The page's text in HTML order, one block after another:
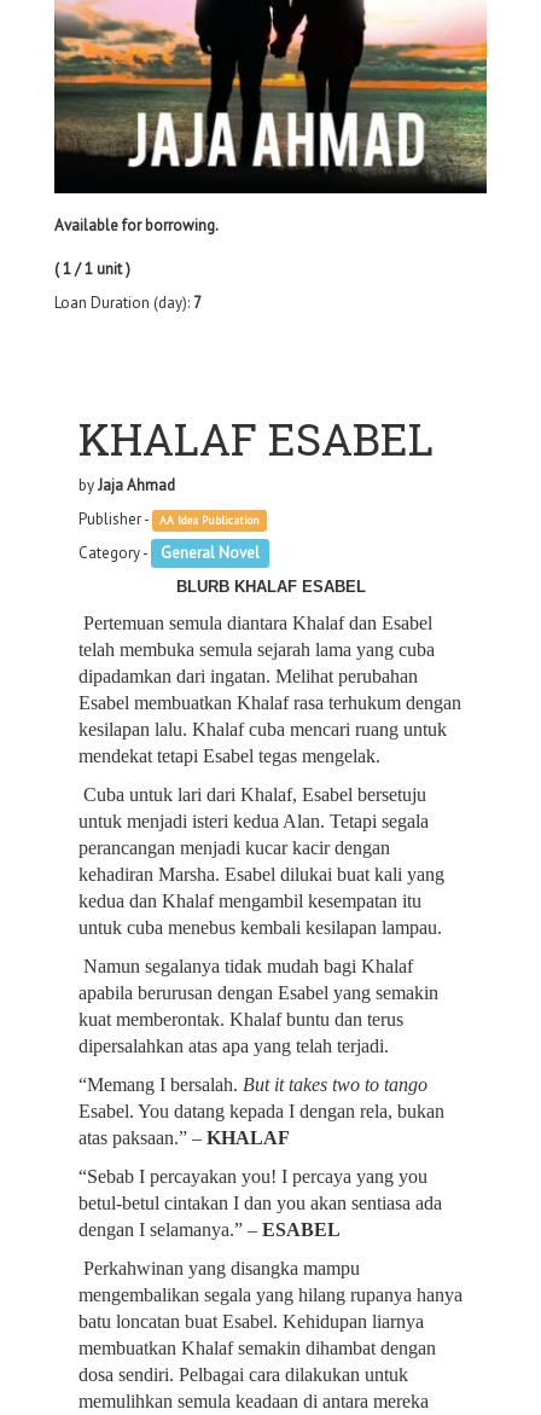
Available for borrowing.
( 1 / 1 unit )
Loan Duration (day): 7
KHALAF ESABEL
byJaja Ahmad
Publisher -
AA Idea Publication
Category - General Novel
BLURB KHALAF ESABEL
telah membuka semula sejarah lama yang cuba
dipadamkan dari ingatan. Melihat perubahan
Esabel membuatkan Khalaf rasa terhukum dengan
kesilapan lalu. Khalaf cuba mencari ruang untuk
mendekat tetapi Esabel tegas mengelak.
untuk menjadi isteri kedua Alan. Tetapi segala
perancangan menjadi kucar kacir dengan
kehadiran Marsha. Esabel dilukai buat kali yang
kedua dan Khalaf mengambil kesempatan itu
untuk cuba menebus kembali kesilapan lampau.
apabila berurusan dengan Esabel yang semakin
kuat memberontak. Khalaf buntu dan terus
dipersalahkan atas apa yang telah terjadi.
“Memang I bersalah. But it takes two to tango
Esabel. You datang kepada I dengan rela, bukan
atas paksaan.” – KHALAF
“Sebab I percayakan you! I percaya yang you
betul-betul cintakan I dan you akan sentiasa ada
dengan I selamanya.” – ESABEL
mengembalikan segala yang hilang rupanya hanya
batu loncatan buat Esabel. Kehidupan liarnya
membuatkan Khalaf semakin dihambat dengan
dosa sendiri. Pelbagai cara dilakukan untuk
memulihkan semula keadaan di antara mereka